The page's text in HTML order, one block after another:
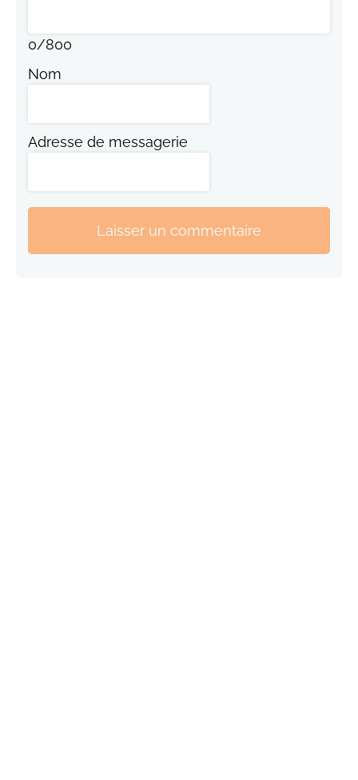
0/800
Nom
Adresse de messagerie
Laisser un commentaire